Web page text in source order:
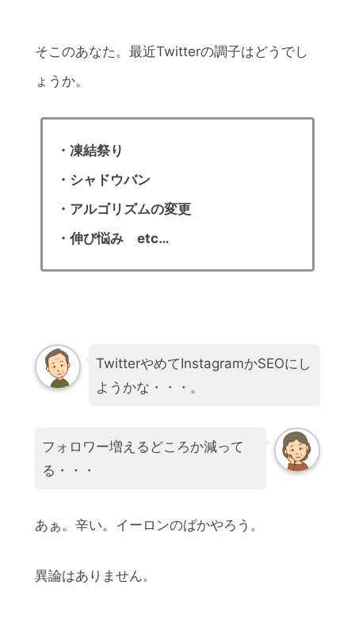
そこのあなた。最近Twitterの調子はどうでし
ょうか。
・凍結祭り
・シャドウバン
・アルゴリズムの変更
・伸び悩み etc…
TwitterやめてInstagramかSEOにし
ようかな・・・。
フォロワー増えるどころか減って
る・・・
あぁ。辛い。イーロンのばかやろう。
異論はありません。